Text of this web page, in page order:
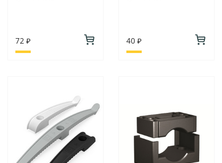
72 ₽ 40 ₽